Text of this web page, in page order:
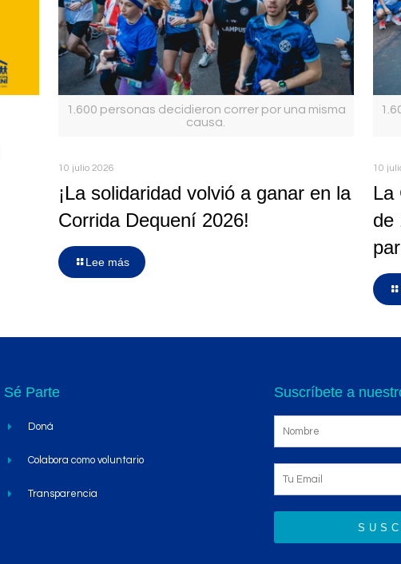
1.600 personas decidieron correr por una misma
causa.
10 julio 2026
¡La solidaridad volvió a ganar en la
Corrida Dequení 2026!
Lee más
10
La
de
Sé Parte
Doná
Colabora como voluntario
Transparencia
Suscríbete a